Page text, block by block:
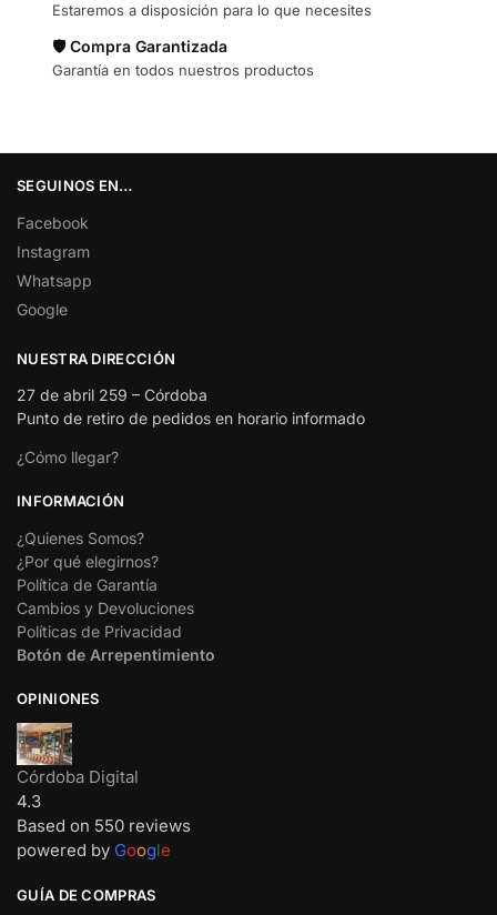
Estaremos a disposición para lo que necesites
🛡️ Compra Garantizada
Garantía en todos nuestros productos
SEGUINOS EN…
Facebook
Instagram
Whatsapp
Google
NUESTRA DIRECCIÓN
27 de abril 259 – Córdoba
Punto de retiro de pedidos en horario informado
¿Cómo llegar?
INFORMACIÓN
¿Quienes Somos?
¿Por qué elegirnos?
Política de Garantía
Cambios y Devoluciones
Políticas de Privacidad
Botón de Arrepentimiento
OPINIONES
Córdoba Digital
4.3
Based on 550 reviews
powered by Google
GUÍA DE COMPRAS